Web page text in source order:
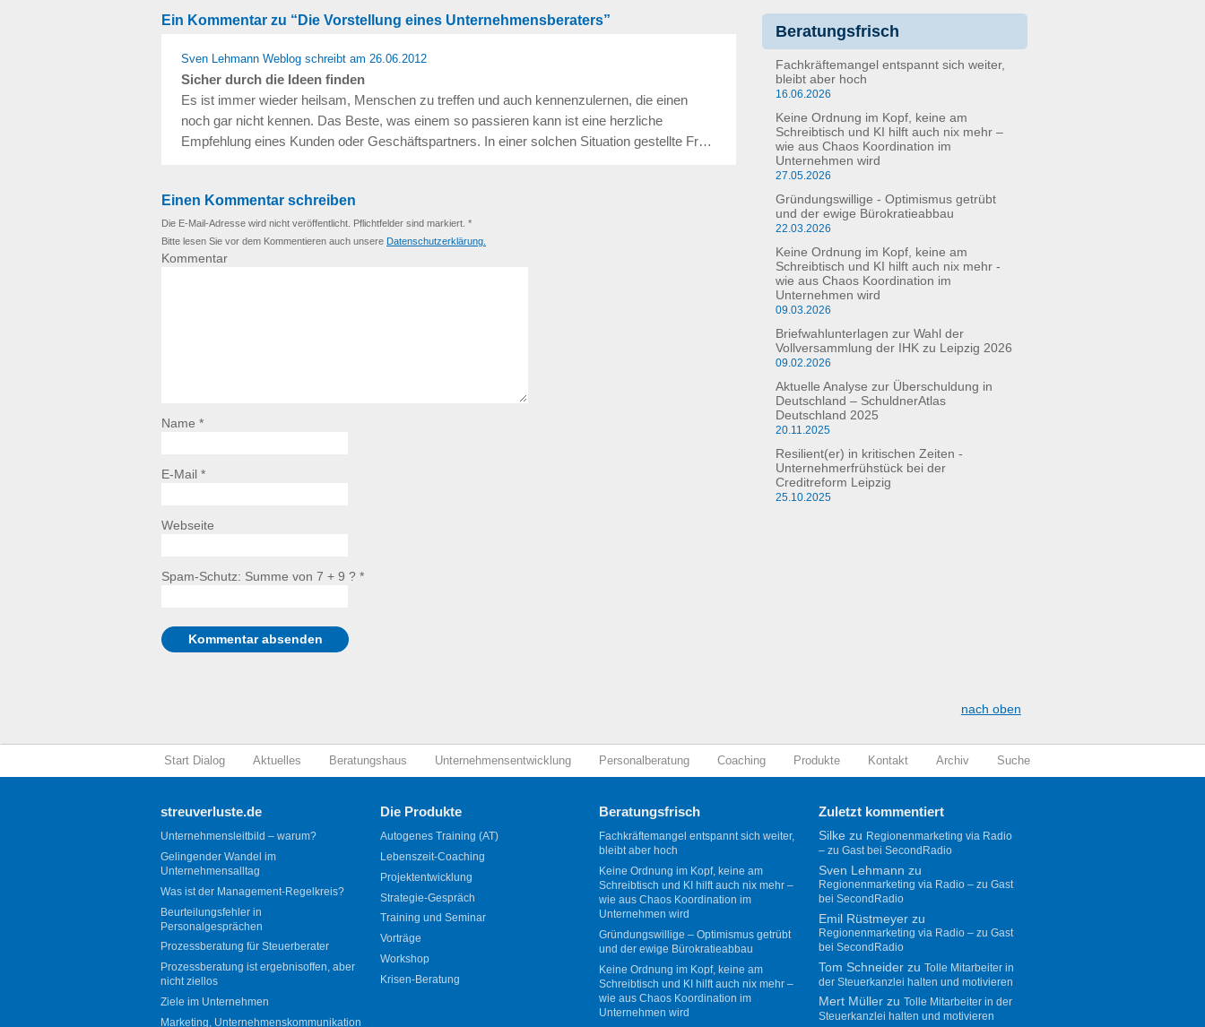
Beratungsfrisch
Fachkräftemangel entspannt sich weiter,
bleibt aber hoch
16.06.2026
Keine Ordnung im Kopf, keine am
Schreibtisch und KI hilft auch nix mehr –
wie aus Chaos Koordination im
Unternehmen wird
27.05.2026
Gründungswillige - Optimismus getrübt
und der ewige Bürokratieabbau
22.03.2026
Keine Ordnung im Kopf, keine am
Schreibtisch und KI hilft auch nix mehr -
wie aus Chaos Koordination im
Unternehmen wird
09.03.2026
Briefwahlunterlagen zur Wahl der
Vollversammlung der IHK zu Leipzig 2026
09.02.2026
Aktuelle Analyse zur Überschuldung in
Deutschland – SchuldnerAtlas
Deutschland 2025
20.11.2025
Resilient(er) in kritischen Zeiten -
Unternehmerfrühstück bei der
Creditreform Leipzig
25.10.2025
Ein Kommentar zu “Die Vorstellung eines Unternehmensberaters”
Sven Lehmann Weblog schreibt am 26.06.2012
Sicher durch die Ideen finden
Es ist immer wieder heilsam, Menschen zu treffen und auch kennenzulernen, die einen
noch gar nicht kennen. Das Beste, was einem so passieren kann ist eine herzliche
Empfehlung eines Kunden oder Geschäftspartners. In einer solchen Situation gestellte Fr…
Einen Kommentar schreiben
Die E-Mail-Adresse wird nicht veröffentlicht. Pflichtfelder sind markiert. *
Bitte lesen Sie vor dem Kommentieren auch unsere Datenschutzerklärung.
Kommentar
Name *
E-Mail *
Webseite
Spam-Schutz: Summe von 7 + 9 ? *
nach oben
Start Dialog Aktuelles Beratungshaus Unternehmensentwicklung Personalberatung Coaching Produkte Kontakt Archiv Suche
streuverluste.de
Unternehmensleitbild – warum?
Gelingender Wandel im
Unternehmensalltag
Was ist der Management-Regelkreis?
Beurteilungsfehler in
Personalgesprächen
Prozessberatung für Steuerberater
Prozessberatung ist ergebnisoffen, aber
nicht ziellos
Ziele im Unternehmen
Marketing, Unternehmenskommunikation
Die Produkte
Autogenes Training (AT)
Lebenszeit-Coaching
Projektentwicklung
Strategie-Gespräch
Training und Seminar
Vorträge
Workshop
Krisen-Beratung
Beratungsfrisch
Fachkräftemangel entspannt sich weiter,
bleibt aber hoch
Keine Ordnung im Kopf, keine am
Schreibtisch und KI hilft auch nix mehr –
wie aus Chaos Koordination im
Unternehmen wird
Gründungswillige – Optimismus getrübt
und der ewige Bürokratieabbau
Keine Ordnung im Kopf, keine am
Schreibtisch und KI hilft auch nix mehr –
wie aus Chaos Koordination im
Unternehmen wird
Zuletzt kommentiert
Silkezu Regionenmarketing via Radio
– zu Gast bei SecondRadio
Sven Lehmann zu
Regionenmarketing via Radio – zu Gast
bei SecondRadio
Emil Rüstmeyerzu
Regionenmarketing via Radio – zu Gast
bei SecondRadio
Tom Schneiderzu Tolle Mitarbeiter in
der Steuerkanzlei halten und motivieren
Mert Müllerzu Tolle Mitarbeiter in der
Steuerkanzlei halten und motivieren